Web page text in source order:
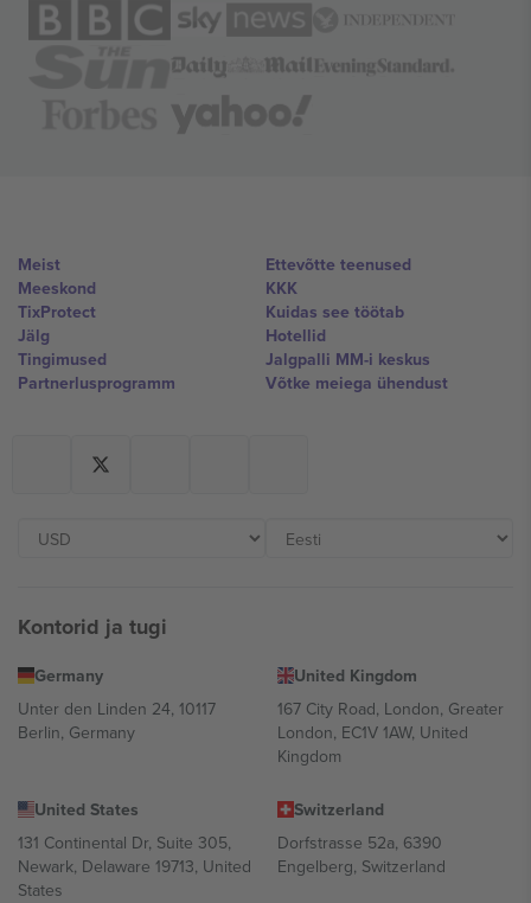
Meist
Meeskond
TixProtect
Jälg
Tingimused
Partnerlusprogramm
Ettevõtte teenused
KKK
Kuidas see töötab
Hotellid
Jalgpalli MM-i keskus
Võtke meiega ühendust
Kontorid ja tugi
Germany
Unter den Linden 24, 10117
Berlin, Germany
United Kingdom
167 City Road, London, Greater
London, EC1V 1AW, United
Kingdom
United States
131 Continental Dr, Suite 305,
Newark, Delaware 19713, United
States
Switzerland
Dorfstrasse 52a, 6390
Engelberg, Switzerland